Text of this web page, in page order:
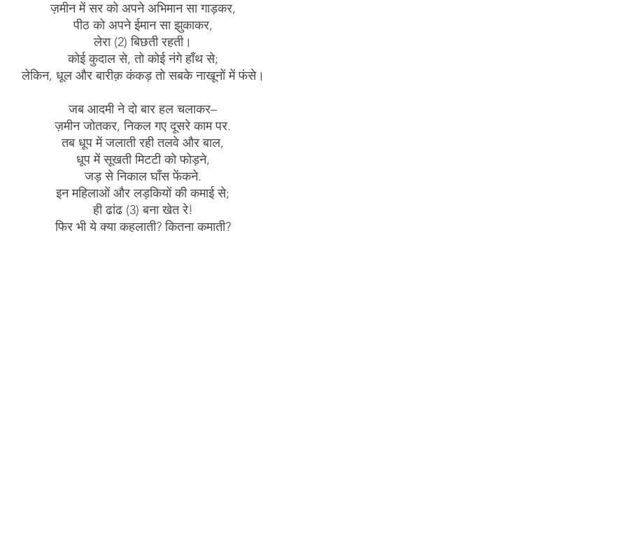
Adivasi Heroes
ज़मीन में सर को अपने अभिमान सा गाड़कर,
पीठ को अपने ईमान सा झुकाकर,
लेरा (2) बिछती रहती।
कोई कुदाल से, तो कोई नंगे हाँथ से;
लेकिन, धूल और बारीक़ कंकड़ तो सबके नाखूनों में फंसे।
जब आदमी ने दो बार हल चलाकर–
ज़मीन जोतकर, निकल गए दूसरे काम पर.
तब धूप में जलाती रही तलवे और बाल,
धूप में सूखती मिटटी को फोड़ने,
जड़ से निकाल घाँस फेंकने.
इन महिलाओं और लड़कियों की कमाई से;
ही ढांढ (3) बना खेत रे!
फिर भी ये क्या कहलाती? कितना कमाती?